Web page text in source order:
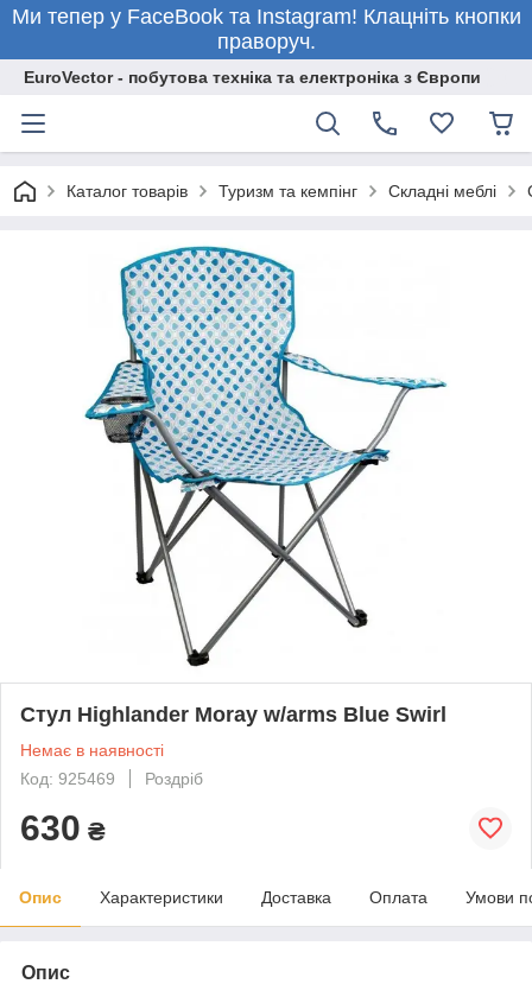
Ми тепер у FaceBook та Instagram! Клацніть кнопки
праворуч.
EuroVector - побутова техніка та електроніка з Європи
Каталог товарів Туризм та кемпінг Складні меблі
Стул Highlander Moray w/arms Blue Swirl
Немає в наявності
Код: 925469
Роздріб
630 ₴
Опис Характеристики Доставка Оплата Умови
Опис